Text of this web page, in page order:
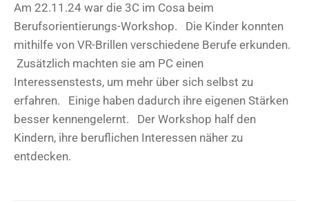
Am 22.11.24 war die 3C im Cosa beim
Berufsorientierungs-Workshop. Die Kinder konnten
mithilfe von VR-Brillen verschiedene Berufe erkunden.
Zusätzlich machten sie am PC einen
Interessenstests, um mehr über sich selbst zu
erfahren. Einige haben dadurch ihre eigenen Stärken
besser kennengelernt. Der Workshop half den
Kindern, ihre beruflichen Interessen näher zu
entdecken.